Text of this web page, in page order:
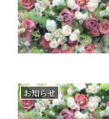
お知らせ